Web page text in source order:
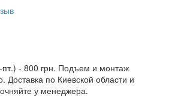
пт.) - 800 грн. Подъем и монтаж
Доставка по Киевской области и
у менеджера.